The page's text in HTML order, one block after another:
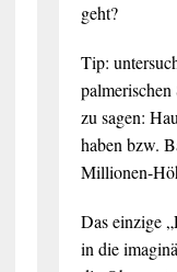
geht?
Tip:
zu sagen:
haben bzw.
Millionen-
Das einzige
in die